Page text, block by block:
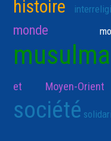
histoire
monde
et Moyen-Orient
société